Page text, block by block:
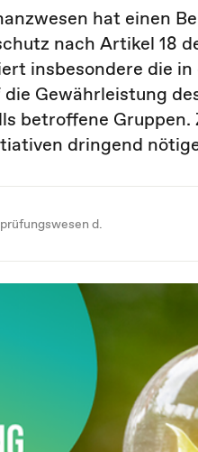
hat einen
nach Artikel 18
insbesondere die in
Gewährleistung
betroffene
dringend
d.